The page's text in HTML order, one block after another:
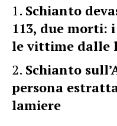
Schianto
113, due morti:
le vittime dalle
Schianto
persona
lamiere